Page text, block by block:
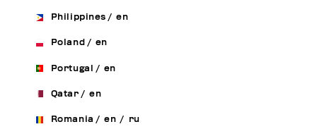
Philippines / en
Poland / en
Portugal / en
Qatar / en
Romania / en / ru